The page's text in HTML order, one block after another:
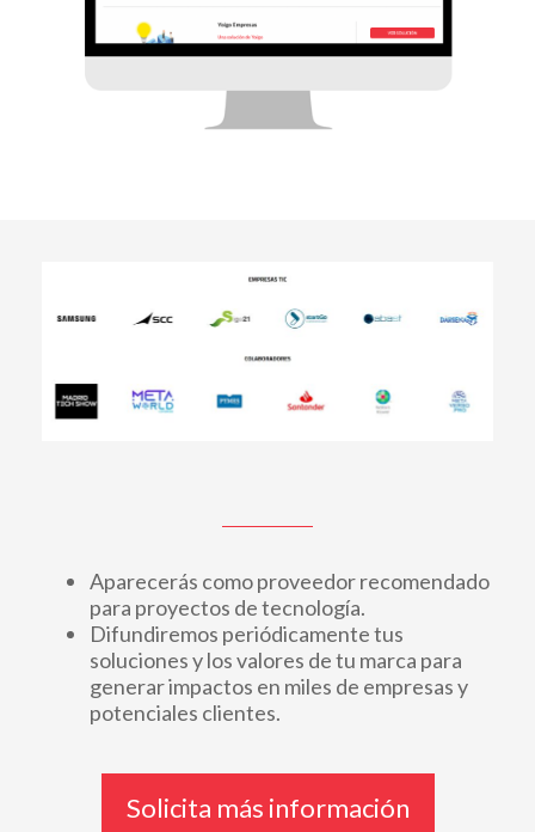
Aparecerás como proveedor recomendado
para proyectos de tecnología.
Difundiremos periódicamente tus
soluciones y los valores de tu marca para
generar impactos en miles de empresas y
potenciales clientes.
Solicita más información